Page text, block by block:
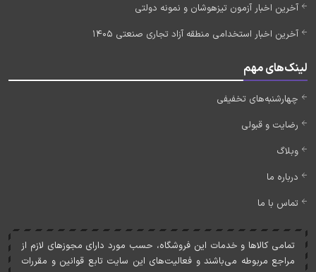
آخرین اخبار آزمون تیزهوشان و نمونه دولتی
آخرین اخبار استخدامی منطقه آزاد تجاری صنعتی 1405
لینک‌های مهم
چهارشنبه‌های تخفیفی
رضایت و قبولی
وبلاگ
درباره ما
تماس با ما
تمامی کالاها و خدمات اين فروشگاه، حسب مورد دارای مجوزهای لازم از
مراجع مربوطه می‌باشند و فعاليت‌های اين سايت تابع قوانين و مقررات